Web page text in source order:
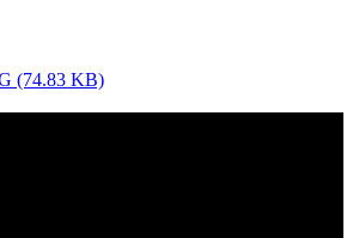
(74.83 KB)